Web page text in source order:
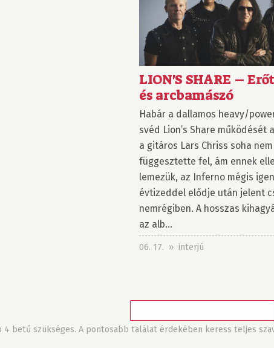
LION'S SHARE –
és arcbamászó
Habár a dallamos heavy/
svéd Lion’s Share működését
a gitáros Lars Chriss soha nem
függesztette fel, ám ennek
lemezük, az Inferno mégis
évtizeddel elődje után jelent
nemrégiben. A hosszas
az alb...
06. 17. » interjú
4 betű szükséges. A pontosabb találat érdekében keress teljes